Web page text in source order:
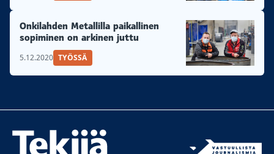
Onkilahden Metallilla paikallinen
sopiminen on arkinen juttu
5.12.2020 TYÖSSÄ